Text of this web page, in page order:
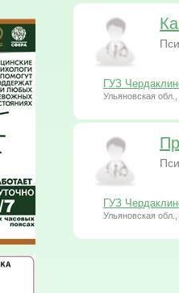
ГУЗ
Ульяновская
ГУЗ
Ульяновская